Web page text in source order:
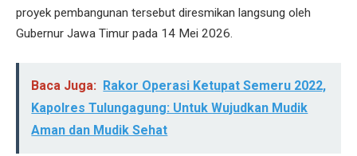
proyek pembangunan tersebut diresmikan langsung oleh
Gubernur Jawa Timur pada 14 Mei 2026.
Baca Juga: Rakor Operasi Ketupat Semeru 2022,
Kapolres Tulungagung: Untuk Wujudkan Mudik
Aman dan Mudik Sehat